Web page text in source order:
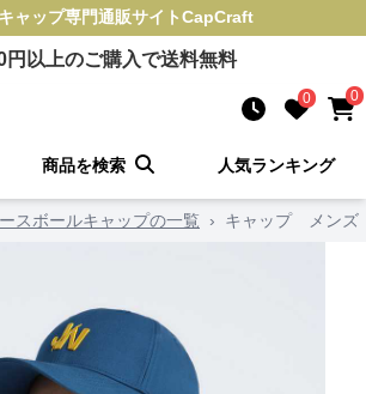
ャップ専門通販サイトCapCraft
円以上のご購入で送料無料
0 0
商品を検索 人気ランキング
スボールキャップの一覧 › キャップ メン